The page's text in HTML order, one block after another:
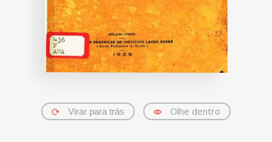
Virar para trás Olhe dentro